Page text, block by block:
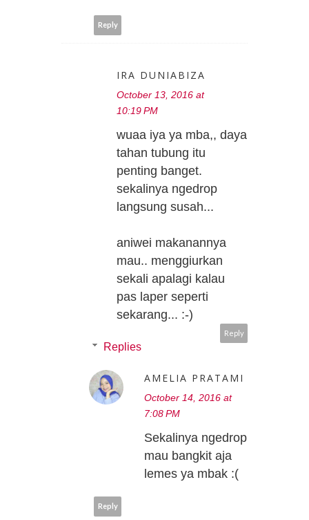
Reply
IRA DUNIABIZA
October 13, 2016 at
10:19 PM
wuaa iya ya mba,, daya
tahan tubung itu
penting banget.
sekalinya ngedrop
langsung susah...
aniwei makanannya
mau.. menggiurkan
sekali apalagi kalau
pas laper seperti
sekarang... :-)
Reply
Replies
AMELIA PRATAMI
October 14, 2016 at
7:08 PM
Sekalinya ngedrop
mau bangkit aja
lemes ya mbak :(
Reply